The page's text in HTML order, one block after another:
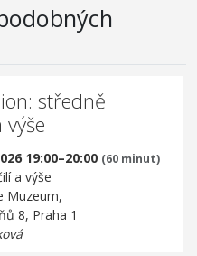
středně
19:00–20:00 (60 minut)
a výše
Muzeum,
8, Praha 1